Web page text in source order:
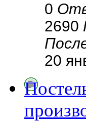
0
2690
20